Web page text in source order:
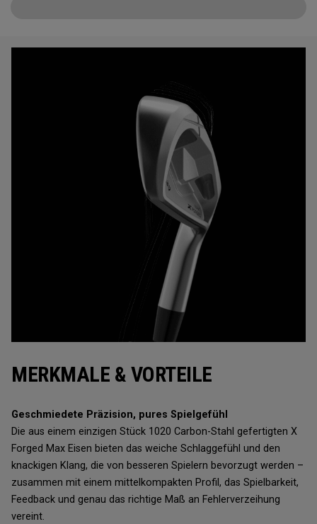
MERKMALE & VORTEILE
Geschmiedete Präzision, pures Spielgefühl
Die aus einem einzigen Stück 1020 Carbon-Stahl gefertigten X
Forged Max Eisen bieten das weiche Schlaggefühl und den
knackigen Klang, die von besseren Spielern bevorzugt werden –
zusammen mit einem mittelkompakten Profil, das Spielbarkeit,
Feedback und genau das richtige Maß an Fehlerverzeihung
vereint.